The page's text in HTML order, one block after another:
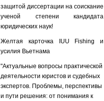
защитой диссертации на соискание
ученой степени кандидата
юридических наук!
Желтая карточка IUU Fishing и
усилия Вьетнама
"Актуальные вопросы практической
деятельности юристов и судебных
экспертов. Проблемы, перспективы
и пути решения: от понимания к